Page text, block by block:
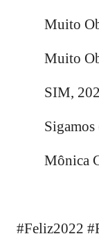
Muito
Muito
SIM,
Sigamos
Mônica
#Feliz2022